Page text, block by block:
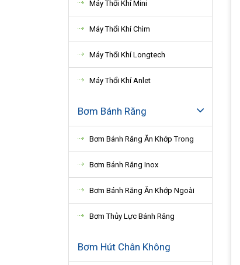
Máy Thổi Khí Mini
Máy Thổi Khí Chìm
Máy Thổi Khí Longtech
Máy Thổi Khí Anlet
Bơm Bánh Răng
Bơm Bánh Răng Ăn Khớp Trong
Bơm Bánh Răng Inox
Bơm Bánh Răng Ăn Khớp Ngoài
Bơm Thủy Lực Bánh Răng
Bơm Hút Chân Không